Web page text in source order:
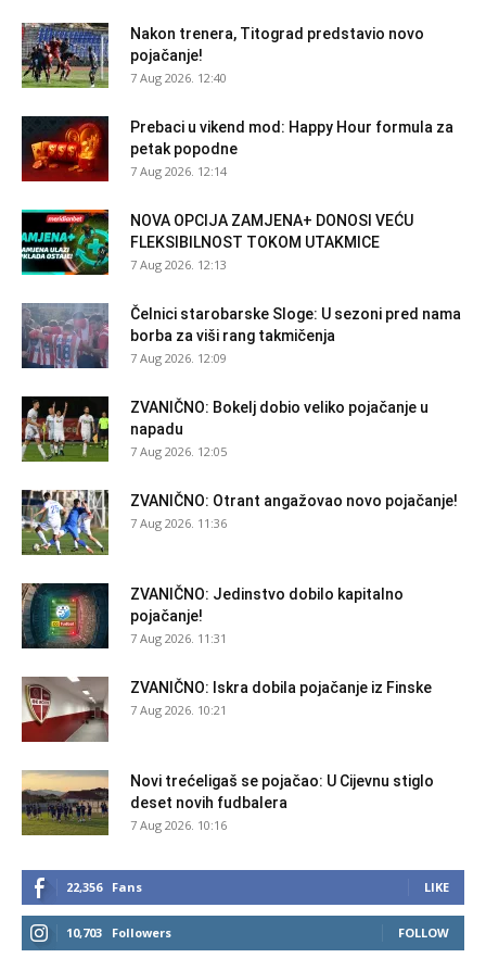
Nakon trenera, Titograd predstavio novo
pojačanje!
7 Aug 2026. 12:40
Prebaci u vikend mod: Happy Hour formula za
petak popodne
7 Aug 2026. 12:14
NOVA OPCIJA ZAMJENA+ DONOSI VEĆU
FLEKSIBILNOST TOKOM UTAKMICE
7 Aug 2026. 12:13
Čelnici starobarske Sloge: U sezoni pred nama
borba za viši rang takmičenja
7 Aug 2026. 12:09
ZVANIČNO: Bokelj dobio veliko pojačanje u
napadu
7 Aug 2026. 12:05
ZVANIČNO: Otrant angažovao novo pojačanje!
7 Aug 2026. 11:36
ZVANIČNO: Jedinstvo dobilo kapitalno
pojačanje!
7 Aug 2026. 11:31
ZVANIČNO: Iskra dobila pojačanje iz Finske
7 Aug 2026. 10:21
Novi trećeligaš se pojačao: U Cijevnu stiglo
deset novih fudbalera
7 Aug 2026. 10:16
22,356 Fans LIKE
10,703 Followers FOLLOW